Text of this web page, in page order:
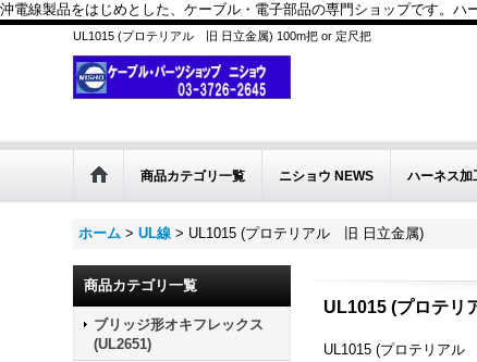
沖電線製品をはじめとした、ケーブル・電子部品の専門ショップです。ハ
UL1015 (プロテリアル 旧 日立金属) 100m把 or 定尺把
商品カテゴリ一覧 ニショウ NEWS ハーネス加
ホーム > UL線 > UL1015 (プロテリアル 旧 日立金属)
商品カテゴリ一覧
ブリッジ形オキフレックス
(UL2651)
UL1015 (プロテ
UL1015 (プロテリアル